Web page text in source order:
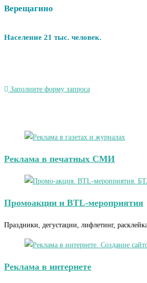
Верещагино
Население 21 тыс. человек.
Заполните форму запроса
Реклама в печатных СМИ
Промоакции и BTL-мероприятия
Праздники, дегустации, лифлетинг,
Реклама в интернете